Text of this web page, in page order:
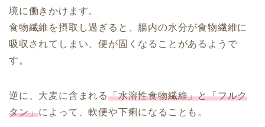
境に働きかけます。
食物繊維を摂取し過ぎると、腸内の水分が食物繊維に
吸収されてしまい、便が固くなることがあるようで
す。
逆に、大麦に含まれる「水溶性食物繊維」と「フルク
タン」によって、軟便や下痢になることも。